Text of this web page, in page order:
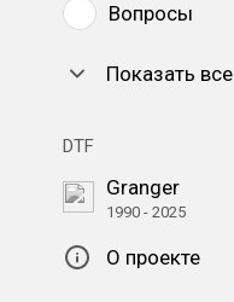
Вопросы
Показать все
DTF
Granger
1990 - 2025
О проекте